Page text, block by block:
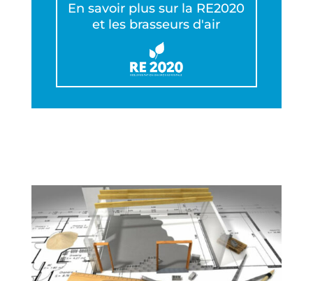
En savoir plus sur la RE2020
et les brasseurs d'air